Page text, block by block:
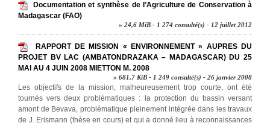
Documentation et synthèse de l’Agriculture de Conservation à
Madagascar (FAO)
» 24,6 MiB - 1 274 consulté(s) - 12 juillet 2012
RAPPORT DE MISSION « ENVIRONNEMENT » AUPRES DU
PROJET BV LAC (AMBATONDRAZAKA – MADAGASCAR) DU 25
MAI AU 4 JUIN 2008 MIETTON M. 2008
» 681,7 KiB - 1 249 consulté(s) - 26 janvier 2008
Les objectifs de la mission, malheureusement trop courte, ont été
tournés vers deux problématiques : la protection du bassin versant
amont de Bevava, problématique pleinement intégrée dans les travaux
de J. Erismann (thèse en cours) et qui a donné lieu à reconnaissances